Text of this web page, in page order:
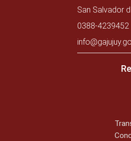
San Salvador
0388-